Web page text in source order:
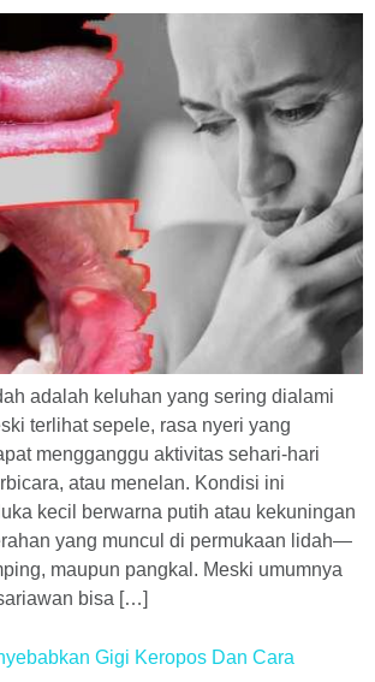
adalah keluhan yang sering dialami
terlihat sepele, rasa nyeri yang
mengganggu aktivitas sehari-hari
atau menelan. Kondisi ini
kecil berwarna putih atau kekuningan
yang muncul di permukaan lidah—
maupun pangkal. Meski umumnya
bisa […]
Gigi Keropos Dan Cara